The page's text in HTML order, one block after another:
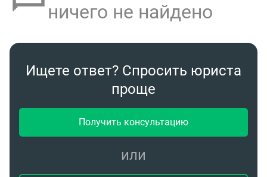
ничего не найдено
Ищете ответ? Спросить юриста
проще
Получить консультацию
или